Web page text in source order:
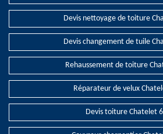
Devis nettoyage de toiture
Devis changement de tuile
Rehaussement de toiture
Réparateur de velux
Devis toiture Chatelet